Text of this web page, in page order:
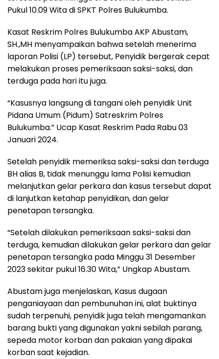
Pukul 10.09 Wita di SPKT Polres Bulukumba.
Kasat Reskrim Polres Bulukumba AKP Abustam,
SH.,MH menyampaikan bahwa setelah menerima
laporan Polisi (LP) tersebut, Penyidik bergerak cepat
melakukan proses pemeriksaan saksi-saksi, dan
terduga pada hari itu juga.
“Kasusnya langsung di tangani oleh penyidik Unit
Pidana Umum (Pidum) Satreskrim Polres
Bulukumba.” Ucap Kasat Reskrim Pada Rabu 03
Januari 2024.
Setelah penyidik memeriksa saksi-saksi dan terduga
BH alias B, tidak menunggu lama Polisi kemudian
melanjutkan gelar perkara dan kasus tersebut dapat
di lanjutkan ketahap penyidikan, dan gelar
penetapan tersangka.
“Setelah dilakukan pemeriksaan saksi-saksi dan
terduga, kemudian dilakukan gelar perkara dan gelar
penetapan tersangka pada Minggu 31 Desember
2023 sekitar pukul 16.30 Wita,” Ungkap Abustam.
Abustam juga menjelaskan, Kasus dugaan
penganiayaan dan pembunuhan ini, alat buktinya
sudah terpenuhi, penyidik juga telah mengamankan
barang bukti yang digunakan yakni sebilah parang,
sepeda motor korban dan pakaian yang dipakai
korban saat kejadian.